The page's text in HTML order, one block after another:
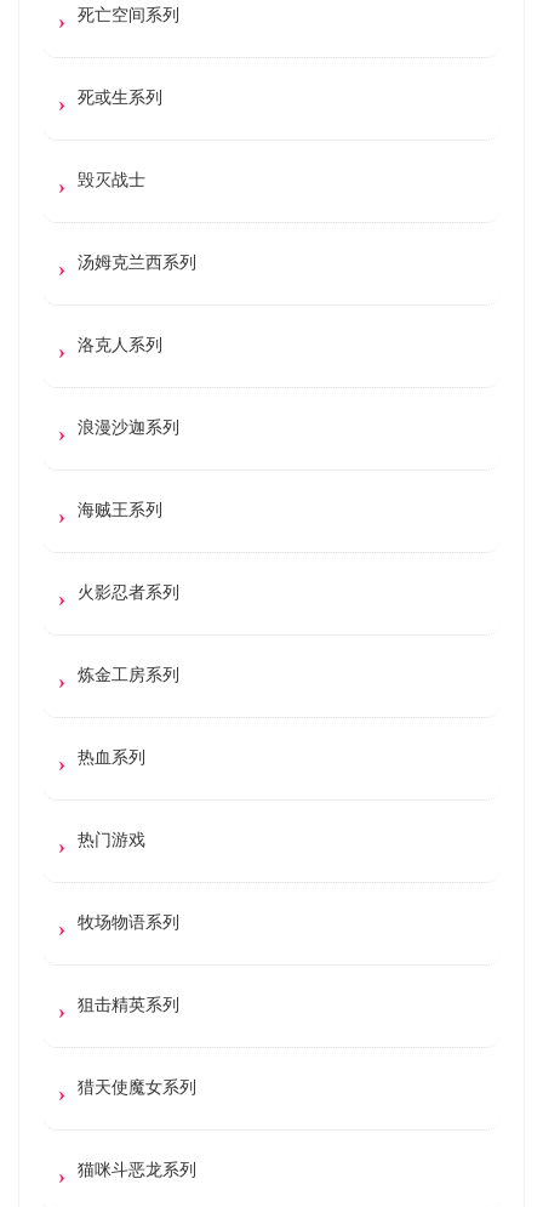
死亡空间系列
死或生系列
毁灭战士
汤姆克兰西系列
洛克人系列
浪漫沙迦系列
海贼王系列
火影忍者系列
炼金工房系列
热血系列
热门游戏
牧场物语系列
狙击精英系列
猎天使魔女系列
猫咪斗恶龙系列